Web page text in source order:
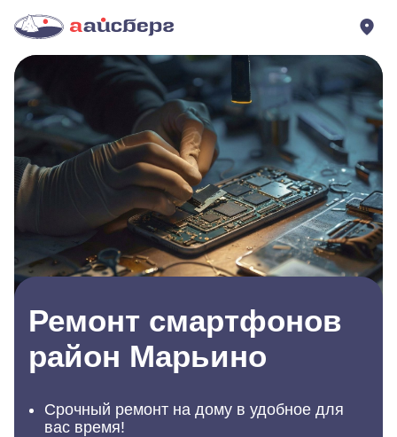
Ремонт смартфонов
район Марьино
Срочный ремонт на дому в удобное для
вас время!